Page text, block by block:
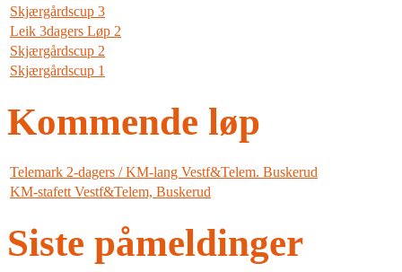
Skjærgårdscup 3
Leik 3dagers Løp 2
Skjærgårdscup 2
Skjærgårdscup 1
Kommende løp
Telemark 2-dagers / KM-lang Vestf&Telem. Buskerud
KM-stafett Vestf&Telem, Buskerud
Siste påmeldinger